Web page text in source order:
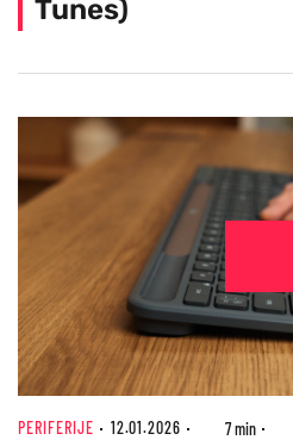
Tunes)
PERIFERIJE 12.01.2026 7 min